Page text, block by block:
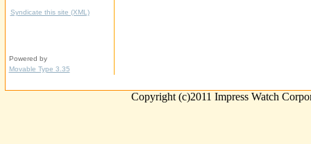
Syndicate this site (XML)
Powered by
Movable Type 3.35
Copyright (c)2011 Impress Watch